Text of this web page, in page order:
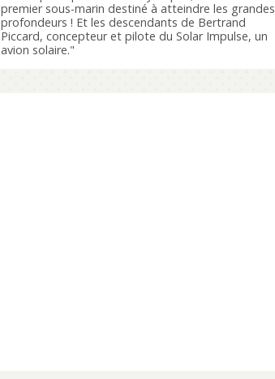
premier sous-marin destiné à atteindre les grandes
profondeurs ! Et les descendants de Bertrand
Piccard, concepteur et pilote du Solar Impulse, un
avion solaire."